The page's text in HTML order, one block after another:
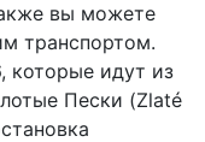
вы можете
транспортом.
идут из
Пески (Zlaté